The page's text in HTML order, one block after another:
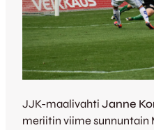
JJK-maalivahti Janne
meriitin viime sunnuntain